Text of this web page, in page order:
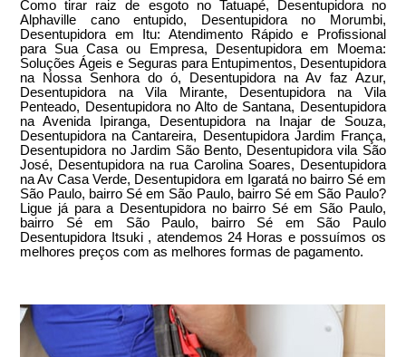
Como tirar raiz de esgoto no Tatuapé, Desentupidora no
Alphaville cano entupido, Desentupidora no Morumbi,
Desentupidora em Itu: Atendimento Rápido e Profissional
para Sua Casa ou Empresa, Desentupidora em Moema:
Soluções Ágeis e Seguras para Entupimentos, Desentupidora
na Nossa Senhora do ó, Desentupidora na Av faz Azur,
Desentupidora na Vila Mirante, Desentupidora na Vila
Penteado, Desentupidora no Alto de Santana, Desentupidora
na Avenida Ipiranga, Desentupidora na Inajar de Souza,
Desentupidora na Cantareira, Desentupidora Jardim França,
Desentupidora no Jardim São Bento, Desentupidora vila São
José, Desentupidora na rua Carolina Soares, Desentupidora
na Av Casa Verde, Desentupidora em Igaratá no bairro Sé em
São Paulo, bairro Sé em São Paulo, bairro Sé em São Paulo?
Ligue já para a Desentupidora no bairro Sé em São Paulo,
bairro Sé em São Paulo, bairro Sé em São Paulo
Desentupidora Itsuki , atendemos 24 Horas e possuímos os
melhores preços com as melhores formas de pagamento.